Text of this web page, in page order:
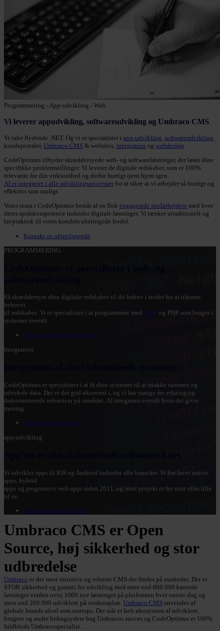
Programmering - App-udvikling - Web
Vi leverer appudvikling, softwareudvikling og Umbraco CMS
Vi taler flydende .NET. Og vi er specialister i app-udvikling softwareudvikling
kundeportaler, Umbraco CMS & websites, integration og webdesign
CodeOptimus tilbyder skræddersyede web- og softwareløsninger, der løser dine
specifikke problemstillinger. Vi leverer de digitale redskaber, som er 100%
relevante for din virksomhed og derfor hurtigt tjent hjem igen.
AI er integreret i alle udviklingsprocesser for at sikre at vi arbejder så hurtigt og
effektivt som muligt.
Vores team i CodeOptimus består af en flok engagerede medarbejdere med hver
deres spidskompetence indenfor digitale løsninger. Vi tænker utraditionelt og
lavpraktisk til vores kunders ubetingede fordel.
Kontakt os uforpligtende
PROGRAMMERING
Få skræddersyet dine digitale redskaber til dit behov i stedet for at tilpasse
behovet
til redskabet. Vi er specialister i at programmere med .NET og PHP som bruges i
systemer overalt.
Mere om softwareudvikling
Integration
CodeOptimus er specialister i at få dine systemer til at snakke sammen og
udveksle data. Det er der god økonomi i, og vi har mange års erfaring og
dokumenterede referencer på området. AI integreres overalt hvor det giver
mening.
Mere om integration
app-udvikling
Vi udvikler apps til IOS og Android indenfor alle brancher. Vi har lavet native
apps, hybrid
apps og progressive web apps siden 2011, og intet projekt er for stort eller lille
til os.
Mere om app-udvikling
Umbraco CMS er Open
Source, høj sikkerhed og stor
udbredelse
Umbraco er det mest intuitive og robuste CMS der findes på markedet. Der er
STOR sikkerhed og garanti for udvikling med mere end 800.000 kørende
løsninger verden over, 1000 nye løsninger på platformen hver eneste dag og
mere end 200.000 udviklere på verdensplan. Umbraco CMS anvendes af
globale brands såvel som startups. Der står et helt økosystem af udviklere,
brugere og andre bidragsydere bag Umbracos succes og CodeOptimus er 100%
fuldblods Umbracospecialist.